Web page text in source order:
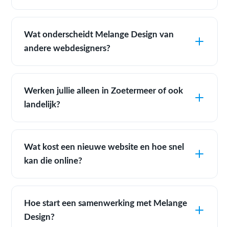
Wat onderscheidt Melange Design van
andere webdesigners?
Werken jullie alleen in Zoetermeer of ook
landelijk?
Wat kost een nieuwe website en hoe snel
kan die online?
Hoe start een samenwerking met Melange
Design?